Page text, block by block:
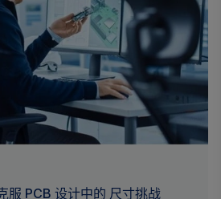
服 PCB 设计中的 尺寸挑战